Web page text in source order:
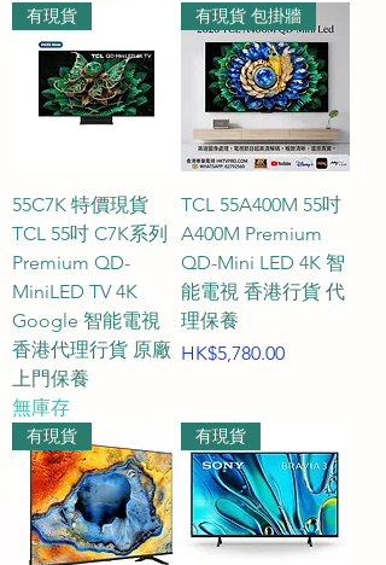
有現貨
55C7K 特價現貨
TCL 55吋 C7K系列
Premium QD-
MiniLED TV 4K
Google 智能電視
香港代理行貨 原廠
上門保養
無庫存
有現貨 包掛牆
TCL 55A400M 55吋
A400M Premium
QD-Mini LED 4K 智
能電視 香港行貨 代
理保養
價格
HK$5,780.00
有現貨 有現貨